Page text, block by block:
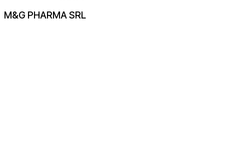
M&G PHARMA SRL